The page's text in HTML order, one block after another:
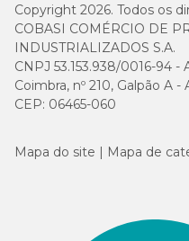
Copyright 2026. Todos os
COBASI COMÉRCIO DE
INDUSTRIALIZADOS S.A.
CNPJ 53.153.938/0016-94 -
Coimbra, nº 210, Galpão A
CEP: 06465-060
Mapa do site Mapa de